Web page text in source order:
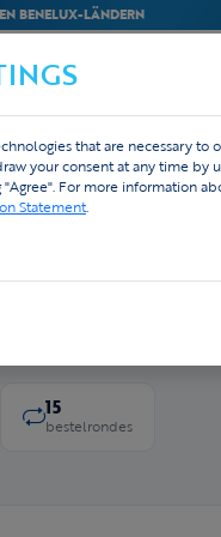
BENELUX-LÄNDERN
BEDRIJVEN
samen aan de start
die perfect werkt.
15
bestelrondes
that are necessary
your consent at any time
For more information
Statement.